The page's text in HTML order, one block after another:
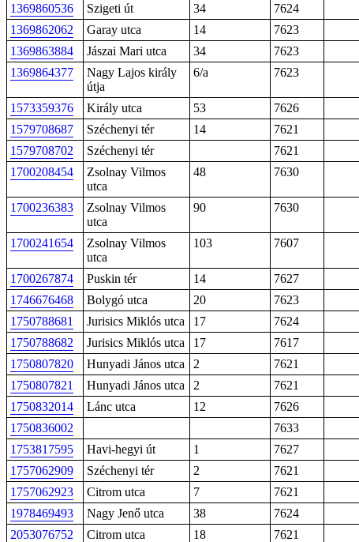
1369860536
Szigeti út 34 7624
1369862062
Garay utca 14 7623
1369863884
Jászai Mari utca 34 7623
1369864377
Nagy Lajos király
útja
6/a 7623
1573359376 Király utca 53 7626
1579708687
Széchenyi tér 14 7621
1579708702
Széchenyi tér 7621
1700208454
Zsolnay Vilmos
utca
48 7630
1700236383
Zsolnay Vilmos
utca
90 7630
1700241654
Zsolnay Vilmos
utca
103 7607
1700267874 Puskin tér 14 7627
1746676468
Bolygó utca 20 7623
1750788681
Jurisics Miklós utca 17 7624
1750788682
Jurisics Miklós utca 17 7617
1750807820
Hunyadi János utca 2 7621
1750807821
Hunyadi János utca 2 7621
1750832014
Lánc utca 12 7626
1750836002
7633
1753817595
Havi-hegyi út 1 7627
1757062909
Széchenyi tér 2 7621
1757062923
Citrom utca 7 7621
1978469493
Nagy Jenő utca 38 7624
2053076752
Citrom utca 18 7621